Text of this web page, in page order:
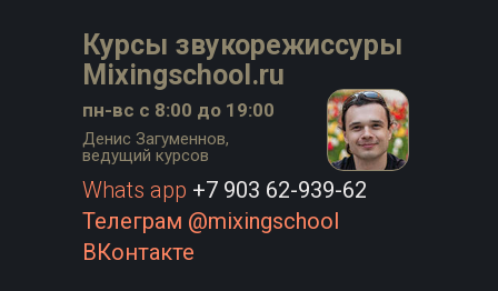
пн-вс с 8:00 до 19:00
Денис Загуменнов,
ведущий курсов
Курсы звукорежиссуры
Mixingschool.ru
Whats app +7 903 62-939-62
Телеграм @mixingschool
ВКонтакте